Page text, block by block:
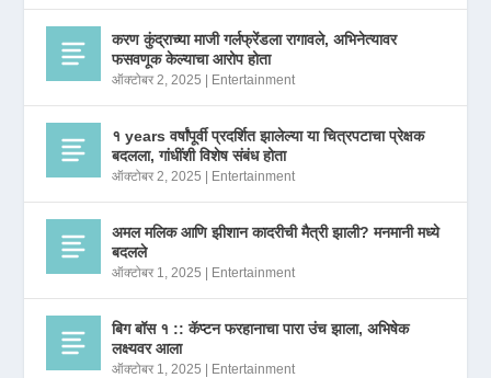
करण कुंद्राच्या माजी गर्लफ्रेंडला रागावले, अभिनेत्यावर
फसवणूक केल्याचा आरोप होता
ऑक्टोबर 2, 2025 | Entertainment
१ years वर्षांपूर्वी प्रदर्शित झालेल्या या चित्रपटाचा प्रेक्षक
बदलला, गांधींशी विशेष संबंध होता
ऑक्टोबर 2, 2025 | Entertainment
अमल मलिक आणि झीशान कादरीची मैत्री झाली? मनमानी मध्ये
बदलले
ऑक्टोबर 1, 2025 | Entertainment
बिग बॉस १ :: कॅप्टन फरहानाचा पारा उंच झाला, अभिषेक
लक्ष्यवर आला
ऑक्टोबर 1, 2025 | Entertainment